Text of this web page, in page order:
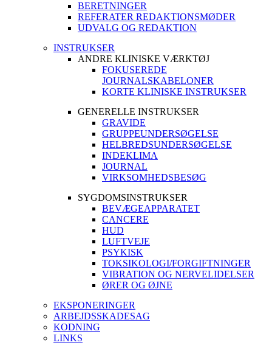
BERETNINGER
REFERATER REDAKTIONSMØDER
UDVALG OG REDAKTION
INSTRUKSER
ANDRE KLINISKE VÆRKTØJ
FOKUSEREDE
JOURNALSKABELONER
KORTE KLINISKE INSTRUKSER
GENERELLE INSTRUKSER
GRAVIDE
GRUPPEUNDERSØGELSE
HELBREDSUNDERSØGELSE
INDEKLIMA
JOURNAL
VIRKSOMHEDSBESØG
SYGDOMSINSTRUKSER
BEVÆGEAPPARATET
CANCERE
HUD
LUFTVEJE
PSYKISK
TOKSIKOLOGI/FORGIFTNINGER
VIBRATION OG NERVELIDELSER
ØRER OG ØJNE
EKSPONERINGER
ARBEJDSSKADESAG
KODNING
LINKS